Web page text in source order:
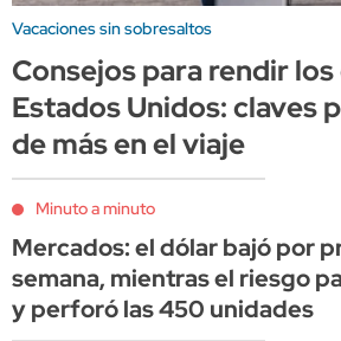
Vacaciones sin sobresaltos
Consejos para rendir
Estados Unidos: claves
de más en el viaje
Minuto a minuto
Mercados: el dólar bajó por
semana, mientras el riesgo
y perforó las 450 unidades